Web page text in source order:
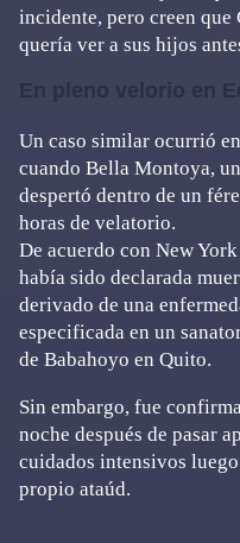
incidente, pero creen que
quería ver a sus hijos
En pleno velorio en
Un caso similar ocurrió
cuando Bella Montoya,
despertó dentro de un
horas de velatorio.
De acuerdo con New
había sido declarada
derivado de una
especificada en un
de Babahoyo en Quito.
Sin embargo, fue
noche después de pasar
cuidados intensivos
propio ataúd.